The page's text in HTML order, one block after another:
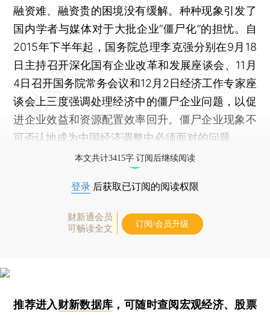
融资难、融资贵的困境没有缓解。种种现象引发了
国内学者与媒体对于大批企业“僵尸化”的担忧。自
2015年下半年起，国务院总理李克强分别在9月18
日主持召开深化国有企业改革和发展座谈会、11月
4日召开国务院常务会议和12月2日经济工作专家座
谈会上三度强调处理经济中的僵尸企业问题，以促
进企业效益和资源配置效率回升。僵尸企业现象不
可否认地成为中国经济调整中必须面对的问题。
本文共计3415字 订阅后继续阅读
登录 后获取已订阅的阅读权限
财新通会员
可畅读全文
订阅/会员升级
推荐进入财新数据库 ，可随时查阅宏观经济、股票